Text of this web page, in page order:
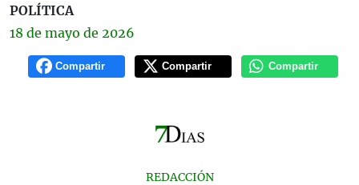
POLÍTICA
18 de mayo de 2026
Compartir Compartir Compartir
REDACCIÓN